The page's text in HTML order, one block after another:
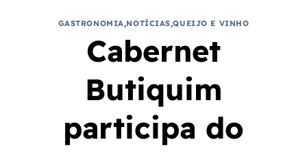
GASTRONOMIA,NOTÍCIAS,QUEIJO E VINHO
Cabernet
Butiquim
participa do